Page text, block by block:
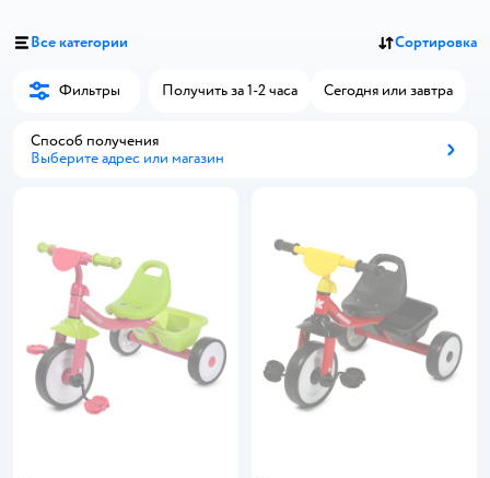
Все категории Сортировка
Фильтры Получить за 1-2 часа Сегодня или завтра
Способ получения
Выберите адрес или магазин